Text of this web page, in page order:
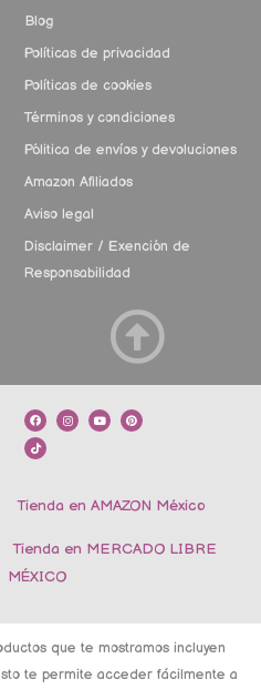
Blog
Políticas de privacidad
Políticas de cookies
Términos y condiciones
Pólitica de envíos y devoluciones
Amazon Afiliados
Aviso legal
Disclaimer / Exención de
Responsabilidad
F
a
c
e
b
I
n
s
m
Y
o
u
P
i
n
t
T
i
k
t
o
Tienda en AMAZON México
Tienda en MERCADO LIBRE
MÉXICO
que te mostramos incluyen
te permite acceder fácilmente a